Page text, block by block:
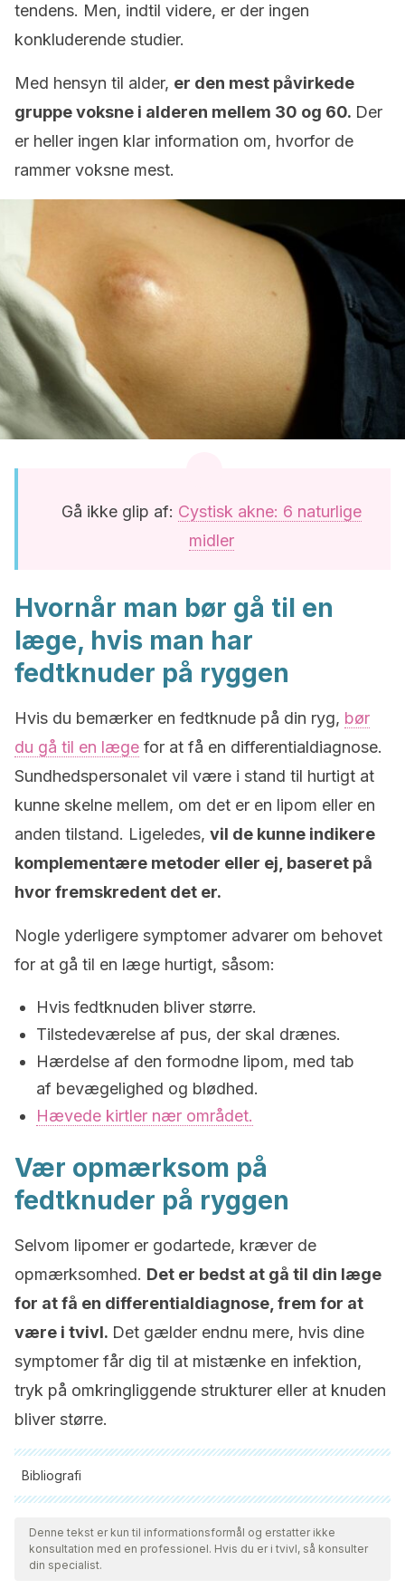
tendens. Men, indtil videre, er der ingen
konkluderende studier.
Med hensyn til alder, er den mest påvirkede
gruppe voksne i alderen mellem 30 og 60. Der
er heller ingen klar information om, hvorfor de
rammer voksne mest.
Gå ikke glip af: Cystisk akne: 6 naturlige
midler
Hvornår man bør gå til en
læge, hvis man har
fedtknuder på ryggen
Hvis du bemærker en fedtknude på din ryg, bør
du gå til en læge for at få en differentialdiagnose.
Sundhedspersonalet vil være i stand til hurtigt at
kunne skelne mellem, om det er en lipom eller en
anden tilstand. Ligeledes, vil de kunne indikere
komplementære metoder eller ej, baseret på
hvor fremskredent det er.
Nogle yderligere symptomer advarer om behovet
for at gå til en læge hurtigt, såsom:
Hvis fedtknuden bliver større.
Tilstedeværelse af pus, der skal drænes.
Hærdelse af den formodne lipom, med tab
af bevægelighed og blødhed.
Hævede kirtler nær området.
Vær opmærksom på
fedtknuder på ryggen
Selvom lipomer er godartede, kræver de
opmærksomhed. Det er bedst at gå til din læge
for at få en differentialdiagnose, frem for at
være i tvivl. Det gælder endnu mere, hvis dine
symptomer får dig til at mistænke en infektion,
tryk på omkringliggende strukturer eller at knuden
bliver større.
Bibliografi
Alle citerede kilder blev grundigt gennemgået af vores team
for at sikre deres kvalitet, pålidelighed, aktualitet og validitet.
Bibliografien i denne artikel blev betragtet som pålidelig og af
Denne tekst er kun til informationsformål og erstatter ikke
konsultation med en professionel. Hvis du er i tvivl, så konsulter
din specialist.